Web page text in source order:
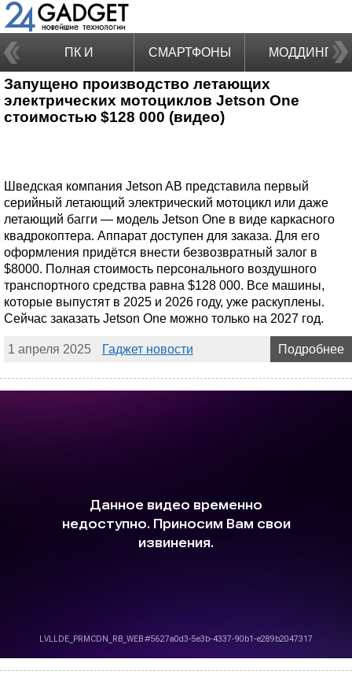
ПК И
НОУТБУКИ
СМАРТФОНЫ МОДДИНГ
Запущено производство летающих
электрических мотоциклов Jetson One
стоимостью $128 000 (видео)
Шведская компания Jetson AB представила первый
серийный летающий электрический мотоцикл или даже
летающий багги — модель Jetson One в виде каркасного
квадрокоптера. Аппарат доступен для заказа. Для его
оформления придётся внести безвозвратный залог в
$8000. Полная стоимость персонального воздушного
транспортного средства равна $128 000. Все машины,
которые выпустят в 2025 и 2026 году, уже раскуплены.
Сейчас заказать Jetson One можно только на 2027 год.
1 апреля 2025 Гаджет новости Подробнее